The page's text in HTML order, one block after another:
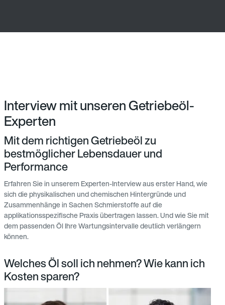
Interview mit unseren Getriebeöl-
Experten
Mit dem richtigen Getriebeöl zu
bestmöglicher Lebensdauer und
Performance
Erfahren Sie in unserem Experten-Interview aus erster Hand, wie
sich die physikalischen und chemischen Hintergründe und
Zusammenhänge in Sachen Schmierstoffe auf die
applikationsspezifische Praxis übertragen lassen. Und wie Sie mit
dem passenden Öl Ihre Wartungsintervalle deutlich verlängern
können.
Welches Öl soll ich nehmen? Wie kann ich
Kosten sparen?